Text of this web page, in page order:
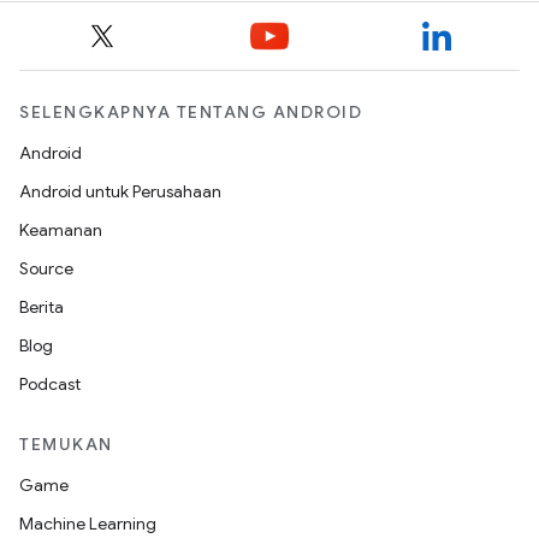
SELENGKAPNYA TENTANG ANDROID
Android
Android untuk Perusahaan
Keamanan
Source
Berita
Blog
Podcast
TEMUKAN
Game
Machine Learning